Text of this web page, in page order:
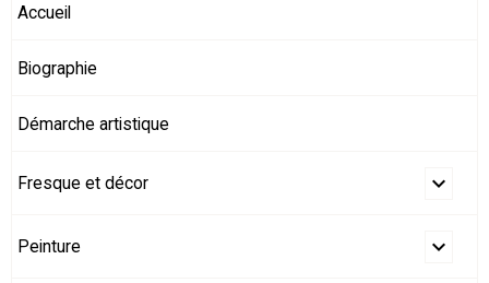
Accueil
Biographie
Démarche artistique
Fresque et décor
Peinture